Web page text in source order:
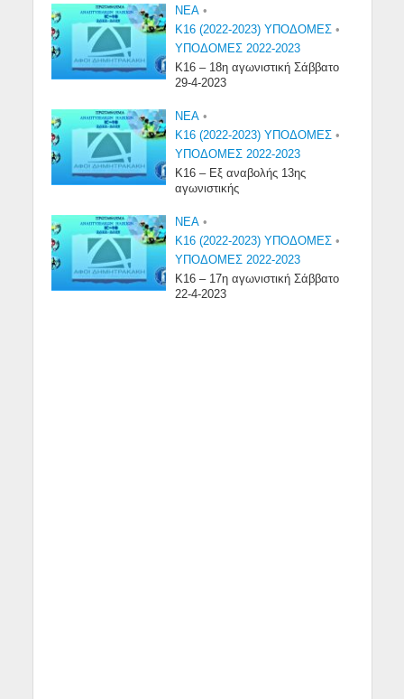
NEA •
Κ16 (2022-2023) ΥΠΟΔΟΜΕΣ •
ΥΠΟΔΟΜΕΣ 2022-2023
Κ16 – 18η αγωνιστική Σάββατο
29-4-2023
NEA •
Κ16 (2022-2023) ΥΠΟΔΟΜΕΣ •
ΥΠΟΔΟΜΕΣ 2022-2023
Κ16 – Εξ αναβολής 13ης
αγωνιστικής
NEA •
Κ16 (2022-2023) ΥΠΟΔΟΜΕΣ •
ΥΠΟΔΟΜΕΣ 2022-2023
Κ16 – 17η αγωνιστική Σάββατο
22-4-2023